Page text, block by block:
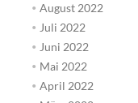
August 2022
Juli 2022
Juni 2022
Mai 2022
April 2022